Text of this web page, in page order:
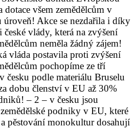
všem zemědělcům v
úroveň! Akce se nezdařila i díky
vlády, která na zvýšení
neměla žádný zájem!
vláda postavila proti zvýšení
pochopíme ze tří
česku podle materiálu Bruselu
dobu členství v EU až 30%
– 2 – v česku jsou
podniky v EU, které
pěstování monokultur dosahují